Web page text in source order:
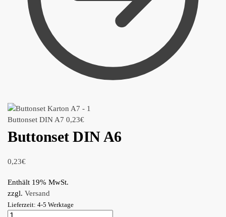
Buttonset DIN A7 0,23€
Buttonset DIN A6
0,23€
Enthält 19% MwSt.
zzgl. Versand
Lieferzeit: 4-5 Werktage